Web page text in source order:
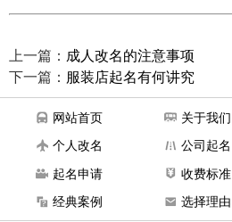
上一篇： 成人改名的注意事项
下一篇： 服装店起名有何讲究
网站首页 关于我们
个人改名
公司起名
起名申请
收费标准
经典案例
选择理由